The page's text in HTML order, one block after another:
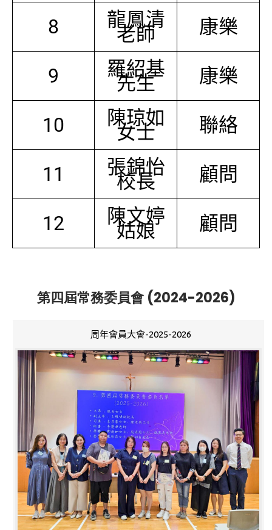
8 龍鳳清
老師 康樂
9 羅紹基
先生 康樂
10 陳琼如
女士 聯絡
11 張錦怡
校長 顧問
12 陳文婷
姑娘 顧問
第四屆常務委員會 (2024-2026)
周年會員大會-2025-2026